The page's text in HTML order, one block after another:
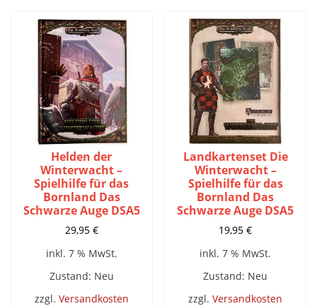
Helden der
Winterwacht –
Spielhilfe für das
Bornland Das
Schwarze Auge DSA5
29,95 €
inkl. 7 % MwSt.
Zustand: Neu
zzgl. Versandkosten
Landkartenset Die
Winterwacht –
Spielhilfe für das
Bornland Das
Schwarze Auge DSA5
19,95€
inkl. 7 % MwSt.
Zustand: Neu
zzgl.Versandkosten